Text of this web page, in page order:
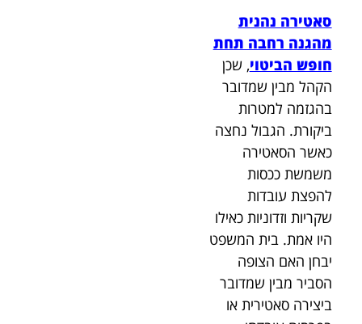
סאטירה נהנית
מהגנה רחבה תחת
חופש הביטוי, שכן
הקהל מבין שמדובר
בהגזמה למטרות
ביקורת. הגבול נחצה
כאשר הסאטירה
משמשת ככסות
להפצת עובדות
שקריות וזדוניות כאילו
היו אמת. בית המשפט
יבחן האם הצופה
הסביר מבין שמדובר
ביצירה סאטירית או